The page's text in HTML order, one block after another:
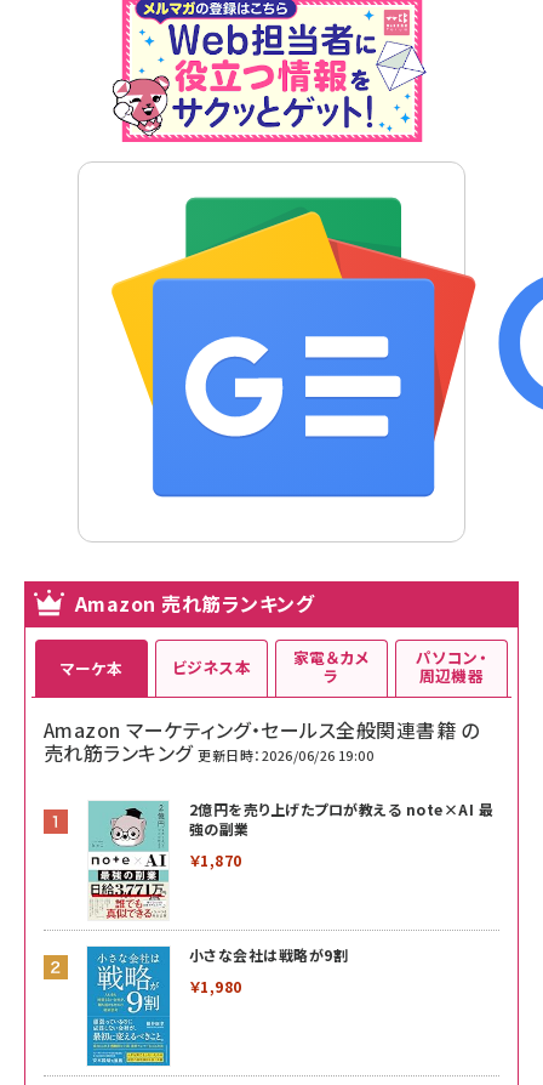
Amazon 売れ筋ランキング
マーケ本
Amazon マーケティング・セールス全般関連書籍 の
売れ筋ランキング 更新日時：2026/06/26 19:00
2億円を売り上げたプロが教える note×AI 最
強の副業
￥1,870
小さな会社は戦略が9割
￥1,980
ビジネス本 家電＆カメ
ラ
パソコン・
周辺機器